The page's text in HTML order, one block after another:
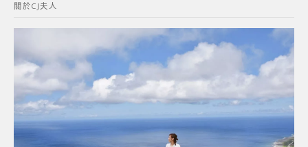
字:
關於CJ夫人